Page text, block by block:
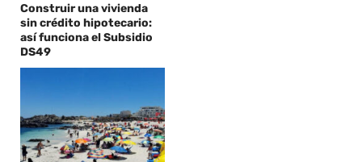
Construir una vivienda
sin crédito hipotecario:
así funciona el Subsidio
DS49